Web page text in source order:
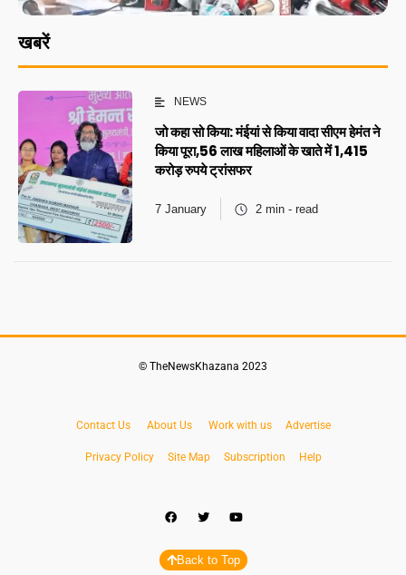
खबरें
NEWS
जो कहा सो किया: मंईयां से किया वादा सीएम हेमंत ने
किया पूरा,56 लाख महिलाओं के खाते में 1,415
करोड़ रुपये ट्रांसफर
7 January 2 min - read
© TheNewsKhazana 2023
Contact Us About Us Work with us Advertise
Privacy Policy Site Map Subscription Help
Back to Top